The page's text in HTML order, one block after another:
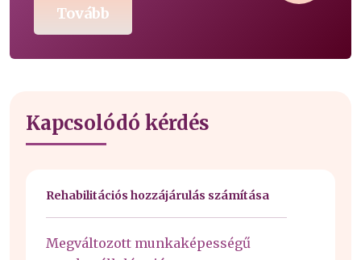
Tovább
Kapcsolódó kérdés
Rehabilitációs hozzájárulás számítása
Megváltozott munkaképességű